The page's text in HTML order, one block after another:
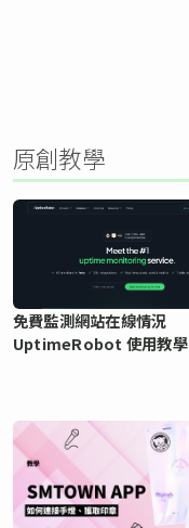
原創教學
免費監測網站在線情況
UptimeRobot 使用教學